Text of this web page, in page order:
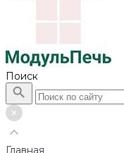
Поиск
Главная